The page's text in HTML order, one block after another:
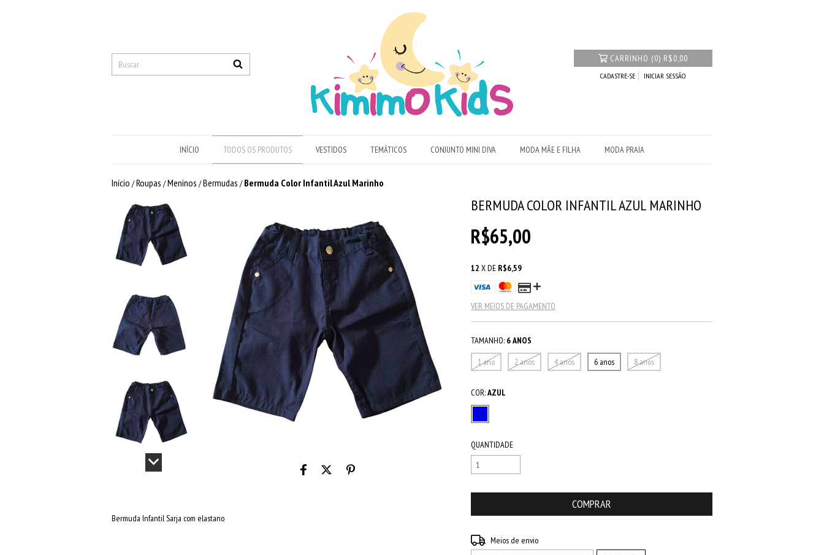
CARRINHO (0) R$0,00
CADASTRE-SE INICIAR SESSÃO
INÍCIO TODOS OS PRODUTOS VESTIDOS TEMÁTICOS CONJUNTO MINI DIVA MODA MÃE E FILHA MODA PRAIA
Início /Roupas /Meninos /Bermudas / Bermuda Color Infantil Azul Marinho
Bermuda Infantil Sarja com elastano
BERMUDA COLOR INFANTIL AZUL MARINHO
R$65,00
12 X DE R$6,59
VER MEIOS DE PAGAMENTO
TAMANHO: 6 ANOS
1 ano
2 anos 4 anos 6 anos 8 anos
COR:AZUL
QUANTIDADE
Entregas para o CEP:
Meios de envio